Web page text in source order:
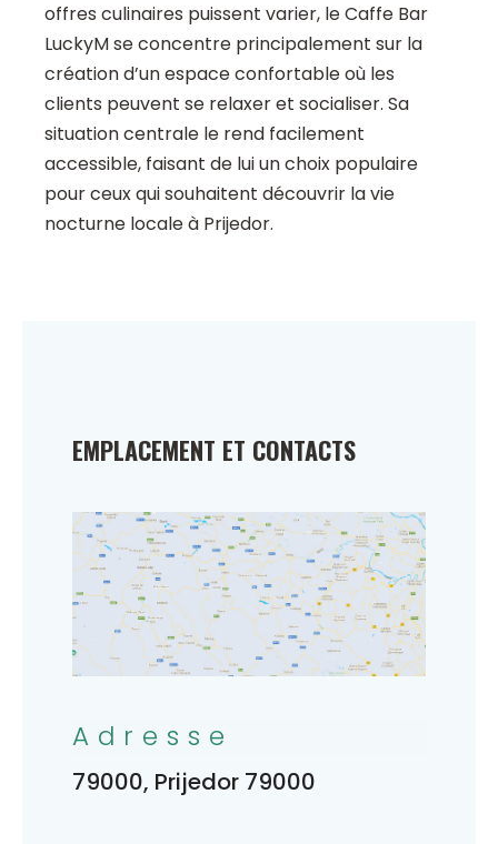
offres culinaires puissent varier, le Caffe Bar
LuckyM se concentre principalement sur la
création d’un espace confortable où les
clients peuvent se relaxer et socialiser. Sa
situation centrale le rend facilement
accessible, faisant de lui un choix populaire
pour ceux qui souhaitent découvrir la vie
nocturne locale à Prijedor.
EMPLACEMENT ET CONTACTS
Adresse
79000, Prijedor 79000